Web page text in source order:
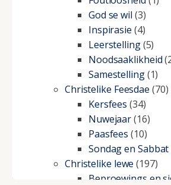
God se wil (3)
Inspirasie (4)
Leerstelling(5)
Noodsaaklikheid
Samestelling(1)
Christelike Feesdae (70)
Kersfees (34)
Nuwejaar(16)
Paasfees (10)
Sondag en Sabbat
Christelike lewe (197)
Beproewings en